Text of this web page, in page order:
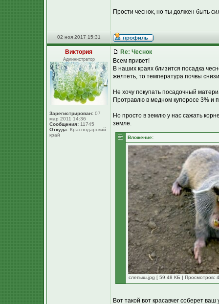
Прости чеснок, но ты должен быть
02 ноя 2017 15:31
Виктория
Администратор
Зарегистрирован: 07
мар 2011 14:36
Сообщения: 11745
Откуда: Краснодарский
край
Re: Чеснок
Всем привет!
В наших краях близится посадка
желтеть, то температура почвы
Не хочу покупать посадочный
Протравлю в медном купоросе 3% и
Но просто в землю у нас сажать
земле.
Вложение:
слепыш.jpg [ 59.48 КБ | Просмотров:
Вот такой вот красавчег соберет